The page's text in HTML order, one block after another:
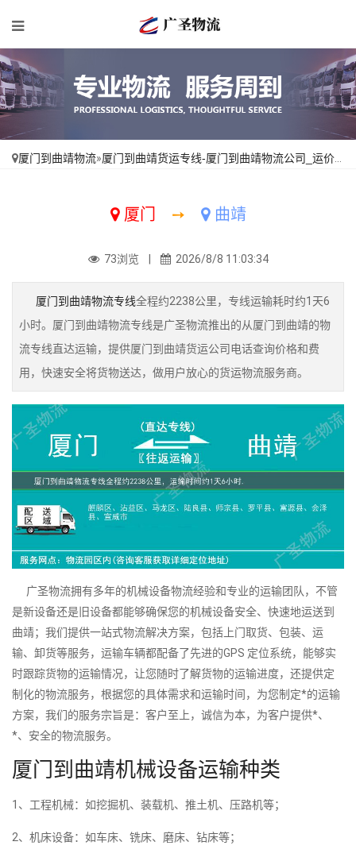
厦门到曲靖物流»厦门到曲靖货运专线-厦门到曲靖物流公司_运价查询「专线直达」
厦门 ➙ 曲靖
73浏览 | 2026/8/8 11:03:34
厦门到曲靖物流专线全程约2238公里，专线运输耗时约1天6
小时。厦门到曲靖物流专线是广圣物流推出的从厦门到曲靖的物
流专线直达运输，提供厦门到曲靖货运公司电话查询价格和费
用，快速安全将货物送达，做用户放心的货运物流服务商。
广圣物流拥有多年的机械设备物流经验和专业的运输团队，不管
是新设备还是旧设备都能够确保您的机械设备安全、快速地运送到
曲靖；我们提供一站式物流解决方案，包括上门取货、包装、运
输、卸货等服务，运输车辆都配备了先进的GPS 定位系统，能够实
时跟踪货物的运输情况，让您随时了解货物的运输进度，还提供定
制化的物流服务，根据您的具体需求和运输时间，为您制定*的运输
方案，我们的服务宗旨是：客户至上，诚信为本，为客户提供*、
*、安全的物流服务。
厦门到曲靖机械设备运输种类
1、工程机械：如挖掘机、装载机、推土机、压路机等；
2、机床设备：如车床、铣床、磨床、钻床等；